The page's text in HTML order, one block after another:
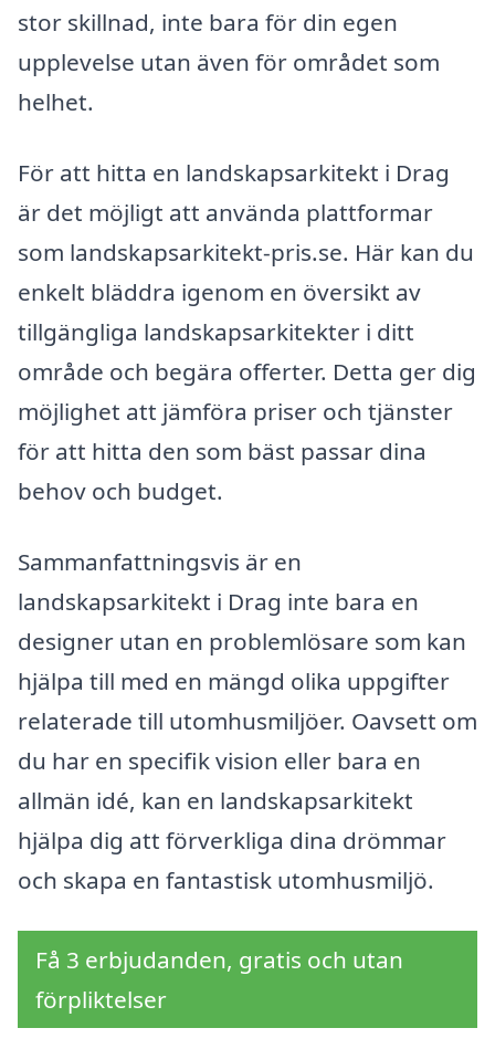
stor skillnad, inte bara för din egen
upplevelse utan även för området som
helhet.
För att hitta en landskapsarkitekt i Drag
är det möjligt att använda plattformar
som landskapsarkitekt-pris.se. Här kan du
enkelt bläddra igenom en översikt av
tillgängliga landskapsarkitekter i ditt
område och begära offerter. Detta ger dig
möjlighet att jämföra priser och tjänster
för att hitta den som bäst passar dina
behov och budget.
Sammanfattningsvis är en
landskapsarkitekt i Drag inte bara en
designer utan en problemlösare som kan
hjälpa till med en mängd olika uppgifter
relaterade till utomhusmiljöer. Oavsett om
du har en specifik vision eller bara en
allmän idé, kan en landskapsarkitekt
hjälpa dig att förverkliga dina drömmar
och skapa en fantastisk utomhusmiljö.
Få 3 erbjudanden, gratis och utan
förpliktelser